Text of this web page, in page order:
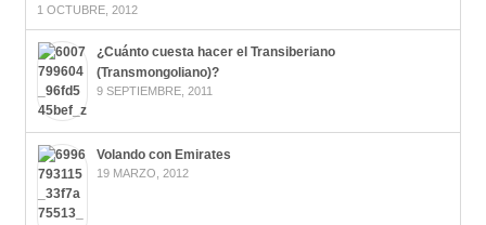
1 OCTUBRE, 2012
¿Cuánto cuesta hacer el Transiberiano
(Transmongoliano)?
9 SEPTIEMBRE, 2011
Volando con Emirates
19 MARZO, 2012